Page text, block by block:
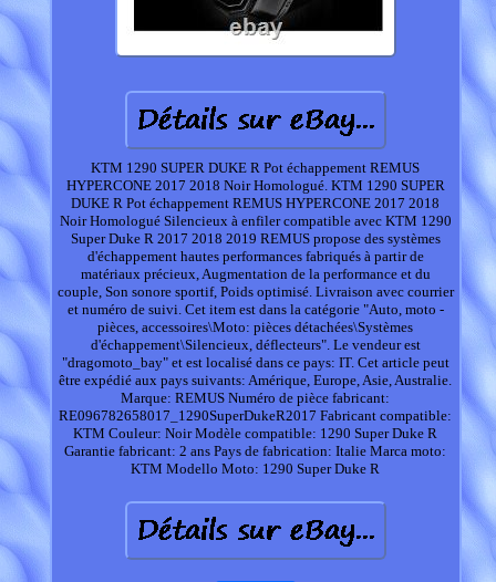
KTM 1290 SUPER DUKE R Pot échappement REMUS
HYPERCONE 2017 2018 Noir Homologué. KTM 1290 SUPER
DUKE R Pot échappement REMUS HYPERCONE 2017 2018
Noir Homologué Silencieux à enfiler compatible avec KTM 1290
Super Duke R 2017 2018 2019 REMUS propose des systèmes
d'échappement hautes performances fabriqués à partir de
matériaux précieux, Augmentation de la performance et du
couple, Son sonore sportif, Poids optimisé. Livraison avec courrier
et numéro de suivi. Cet item est dans la catégorie "Auto, moto -
pièces, accessoires\Moto: pièces détachées\Systèmes
d'échappement\Silencieux, déflecteurs". Le vendeur est
"dragomoto_bay" et est localisé dans ce pays: IT. Cet article peut
être expédié aux pays suivants: Amérique, Europe, Asie, Australie.
Marque: REMUS Numéro de pièce fabricant:
RE096782658017_1290SuperDukeR2017 Fabricant compatible:
KTM Couleur: Noir Modèle compatible: 1290 Super Duke R
Garantie fabricant: 2 ans Pays de fabrication: Italie Marca moto:
KTM Modello Moto: 1290 Super Duke R